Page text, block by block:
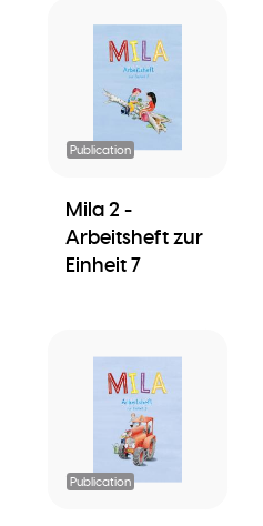
Publication
Mila 2 -
Arbeitsheft zur
Einheit 7
Publication